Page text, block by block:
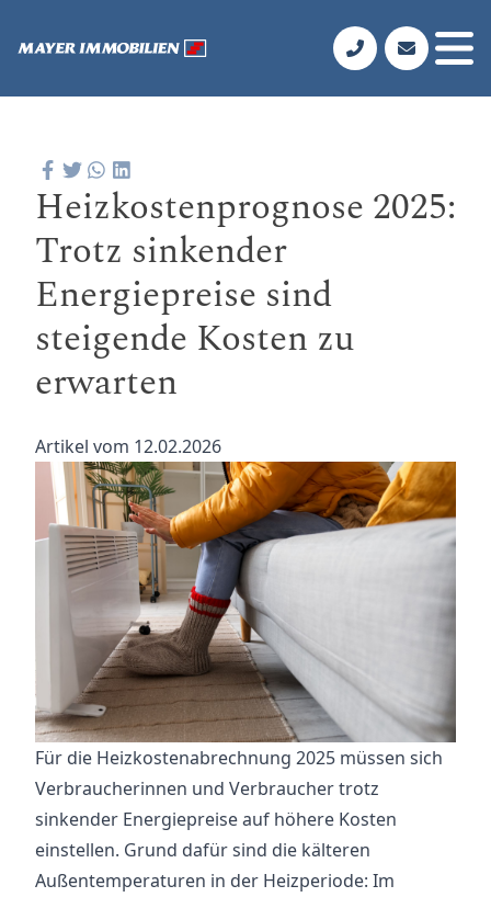
Heizkostenprognose 2025:
Trotz sinkender
Energiepreise sind
steigende Kosten zu
erwarten
Artikel vom 12.02.2026
Für die Heizkostenabrechnung 2025 müssen sich
Verbraucherinnen und Verbraucher trotz
sinkender Energiepreise auf höhere Kosten
einstellen. Grund dafür sind die kälteren
Außentemperaturen in der Heizperiode: Im